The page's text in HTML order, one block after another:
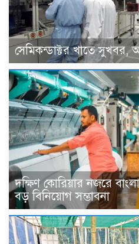
সেমিকন্ডাক্টর খাতে সুখবর,
দক্ষিণ কোরিয়ার নজরে
বড় বিনিয়োগ সম্ভাবনা